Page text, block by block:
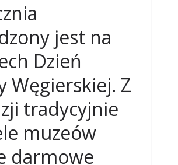
jest na
Dzień
Węgierskiej. Z
tradycyjnie
muzeów
darmowe